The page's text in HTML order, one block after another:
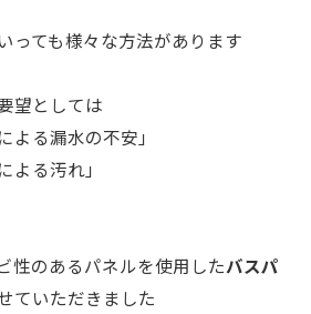
っても様々な方法があります
望としては
よる漏水の不安」
よる汚れ」
性のあるパネルを使用したバスパ
ていただきました